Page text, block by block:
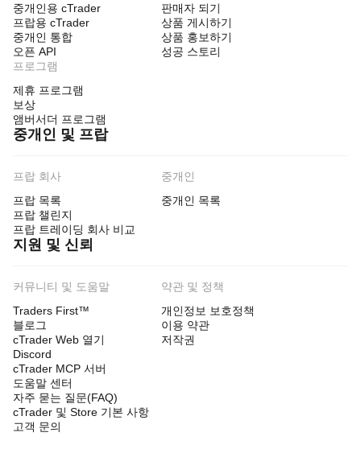
중개인용 cTrader
프랍용 cTrader
중개인 통합
오픈 API
판매자 되기
상품 게시하기
상품 홍보하기
성공 스토리
프로그램
제휴 프로그램
보상
앰버서더 프로그램
중개인 및 프랍
프랍 회사
프랍 목록
프랍 챌린지
프랍 트레이딩 회사 비교
중개인
중개인 목록
지원 및 신뢰
커뮤니티 및 도움말
Traders First™
블로그
cTrader Web 열기
Discord
cTrader MCP 서버
도움말 센터
자주 묻는 질문(FAQ)
cTrader 및 Store 기본 사항
고객 문의
약관 및 정책
개인정보 보호정책
이용 약관
저작권